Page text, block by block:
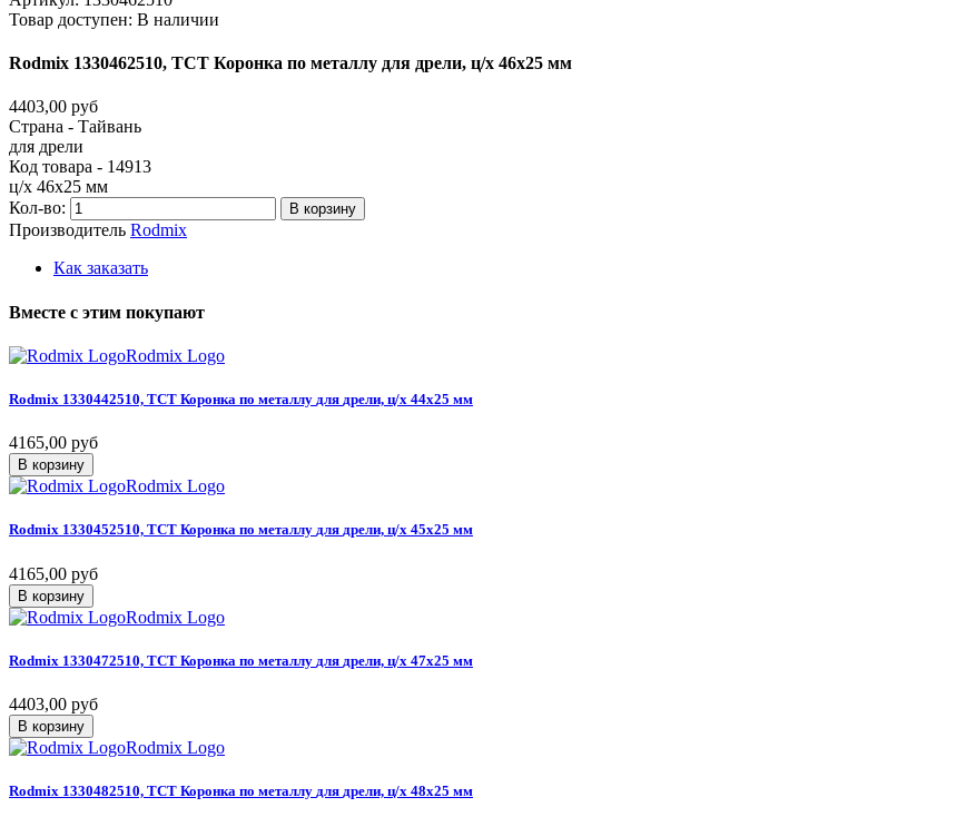
Товар доступен: В наличии
Rodmix 1330462510, ТСТ Коронка по металлу для дрели, ц/х 46х25 мм
4403,00 руб
Страна - Тайвань
для дрели
Код товара - 14913
ц/х 46х25 мм
Кол-во:
В корзину
Производитель Rodmix
Как заказать
Вместе с этим покупают
Rodmix Logo
Rodmix 1330442510, ТСТ Коронка по металлу для дрели, ц/х 44х25 мм
4165,00 руб
В корзину
Rodmix Logo
Rodmix 1330452510, ТСТ Коронка по металлу для дрели, ц/х 45х25 мм
4165,00 руб
В корзину
Rodmix Logo
Rodmix 1330472510, ТСТ Коронка по металлу для дрели, ц/х 47х25 мм
4403,00 руб
В корзину
Rodmix Logo
Rodmix 1330482510, ТСТ Коронка по металлу для дрели, ц/х 48х25 мм